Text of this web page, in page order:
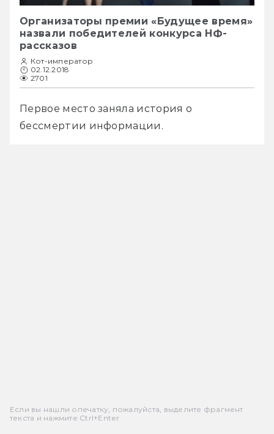
Организаторы премии «Будущее время»
назвали победителей конкурса НФ-
рассказов
Кот-император
02.12.2018
2701
Первое место заняла история о
бессмертии информации.
Если вы нашли опечатку, пожалуйста, выделите фрагмент
текста и нажмите Ctrl+Enter.